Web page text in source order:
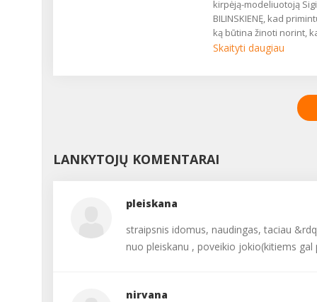
kirpėją-modeliuotoją
BILINSKIENĘ, kad
ką būtina žinoti norint,
plaukų dažymas būtų
Skaityti daugiau
LANKYTOJŲ KOMENTARAI
pleiskana
straipsnis idomus, naudingas, taciau
nuo pleiskanu , poveikio jokio(kitiems
nirvana